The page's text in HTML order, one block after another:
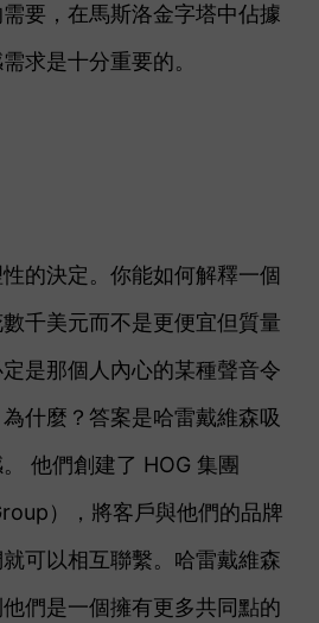
要，在馬斯洛金字塔中佔據
求是十分重要的。
的決定。你能如何解釋一個
千美元而不是更便宜但質量
是那個人內心的某種聲音令
什麼？答案是哈雷戴維森吸
他們創建了 HOG 集團
），將客戶與他們的品牌
可以相互聯繫。 哈雷戴維森
們是一個擁有更多共同點的